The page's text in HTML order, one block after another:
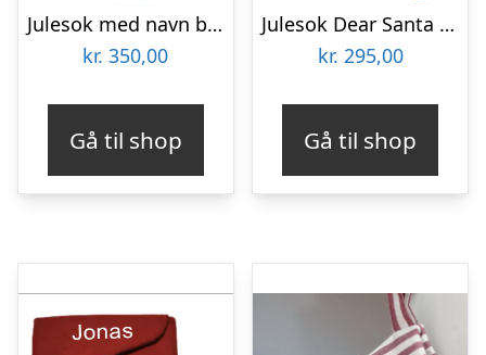
Julesok med navn broderet
kr. 350,00
Gå til shop
Julesok Dear Santa med navn
kr. 295,00
Gå til shop